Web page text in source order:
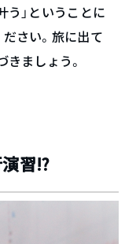
う」ということに
さい。旅に出て
きましょう。
演習⁉︎